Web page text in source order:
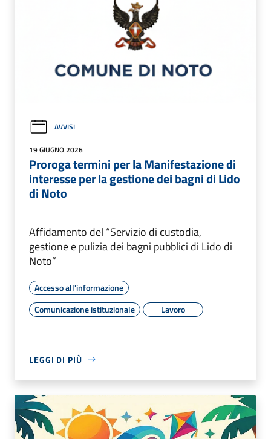
AVVISI
19 GIUGNO 2026
Proroga termini per la Manifestazione di
interesse per la gestione dei bagni di Lido
di Noto
Affidamento del “Servizio di custodia,
gestione e pulizia dei bagni pubblici di Lido di
Noto”
Accesso all'informazione
Comunicazione istituzionale
Lavoro
LEGGI DI PIÙ